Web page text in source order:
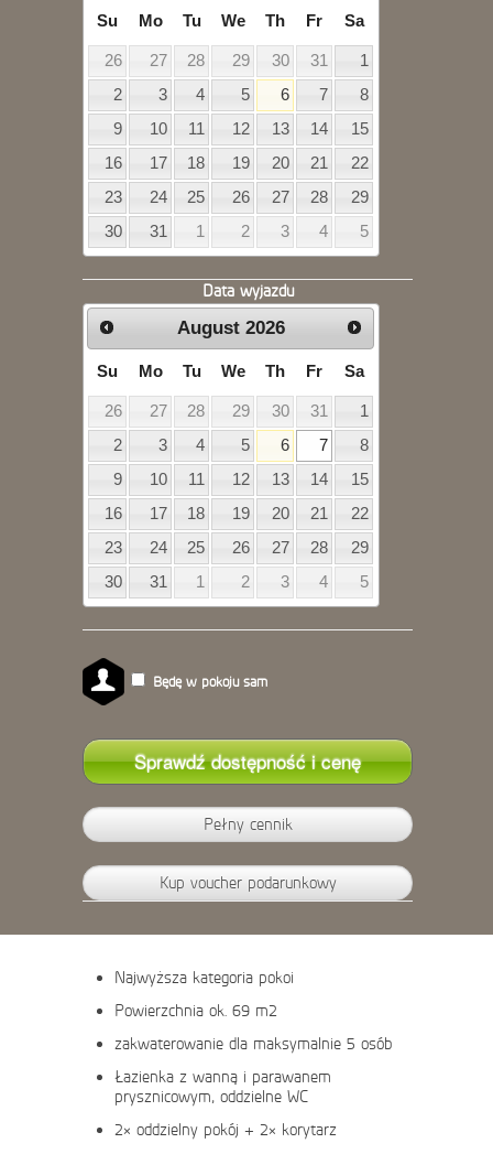
Su Mo Tu We Th Fr Sa
26 27 28 29 30 31
1
2
3 4 5 6 7
8
9
10 11 12 13 14
15
16
17 18 19 20 21
22
23
24 25 26 27 28
29
30
31 1 2 3 4 5
Data wyjazdu
August 2026
Su Mo Tu We Th Fr Sa
26 27 28 29 30 31
1
2
3 4 5 6 7
8
9
10 11 12 13 14
15
16
17 18 19 20 21
22
23
24 25 26 27 28
29
30
31 1 2 3 4 5
Będę w pokoju sam
Pełny cennik
Kup voucher podarunkowy
Najwyższa kategoria pokoi
Powierzchnia ok. 69 m2
zakwaterowanie dla maksymalnie 5 osób
Łazienka z wanną i parawanem
prysznicowym, oddzielne WC
2× oddzielny pokój + 2× korytarz